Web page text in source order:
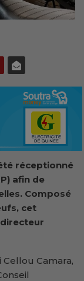
réceptionné
afin de
Composé
cet
Camara,